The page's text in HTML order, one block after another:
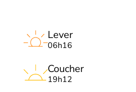
Lever
06h16
Coucher
19h12